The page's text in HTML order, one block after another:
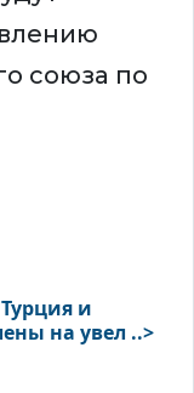
союза по
и
на увел ..>